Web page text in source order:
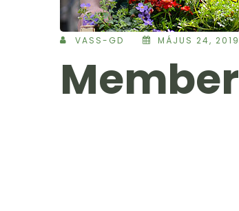
VASS-GD MÁJUS 24, 2019